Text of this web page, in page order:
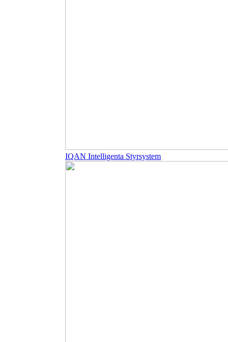
IQAN Intelligenta Styrsystem